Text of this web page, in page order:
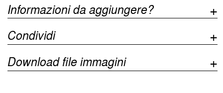
Informazioni da aggiungere?
Condividi
Download file immagini